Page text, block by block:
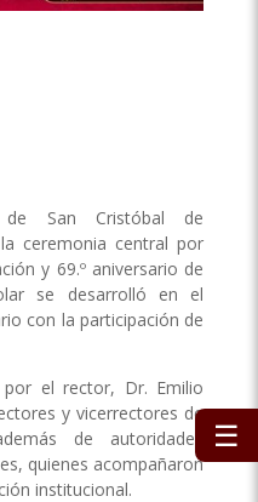
de San Cristóbal de
ceremonia central por
y 69.º aniversario de
se desarrolló en el
con la participación de
el rector, Dr. Emilio
y vicerrectores de
de autoridades
quienes acompañaron
institucional.
☰